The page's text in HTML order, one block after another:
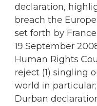
declaration,
breach the
set forth by
19 September
Human Rights
reject (1) singling
world in
Durban